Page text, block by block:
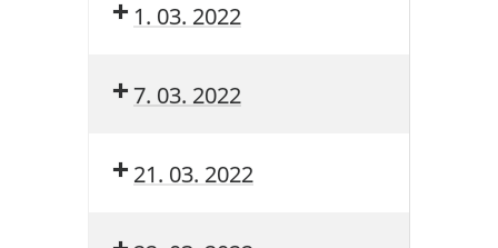
1. 03. 2022
7. 03. 2022
21. 03. 2022